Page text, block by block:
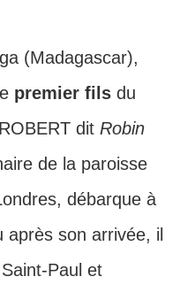
(Madagascar),
premier filsdu
dit Robin
de la paroisse
débarque à
après son arrivée, il
Paul et